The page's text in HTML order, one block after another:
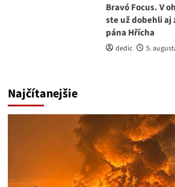
Bravó Focus. V
ste už dobehli aj
pána Hřícha
dedic 5.
Najčítanejšie